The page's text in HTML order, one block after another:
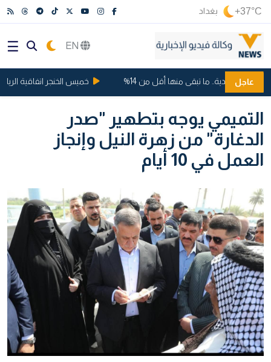
+37°C بغداد
عاجل
السعودية.. ما تبقى منها أقل من 14% خميس الخنجر اتفاقية الرياض
التميمي يوجه بتطهير "صدر
الدغارة" من زهرة النيل وإنجاز
العمل في 10 أيام